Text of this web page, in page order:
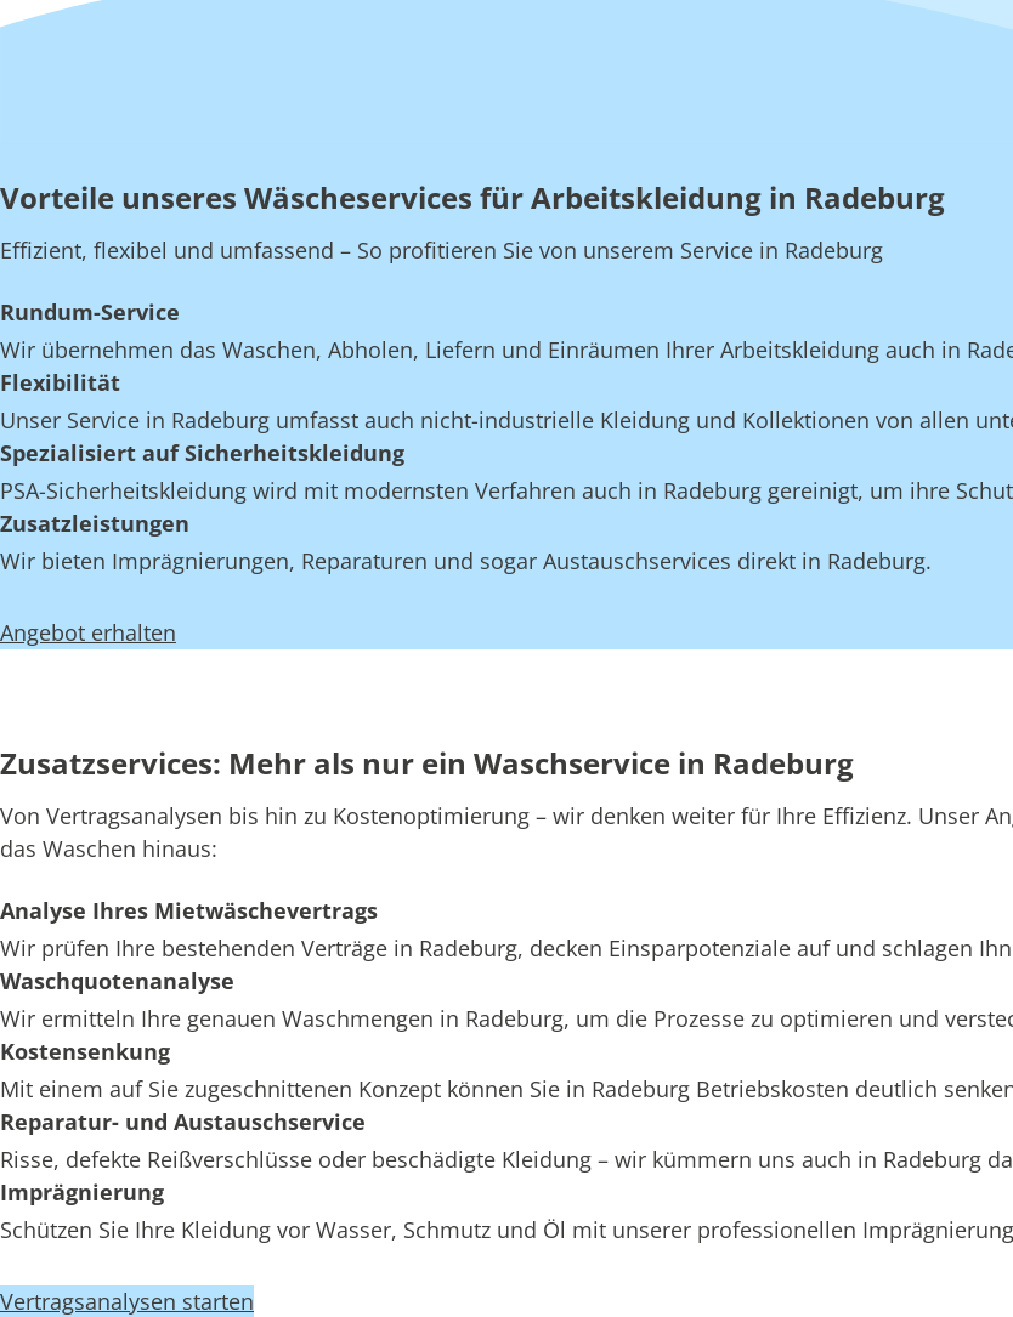
Vorteile unseres Wäscheservices für Arbeitskleidung in Radeburg
Effizient, flexibel und umfassend – So profitieren Sie von unserem Service in Radeburg
Rundum-Service
Wir übernehmen das Waschen, Abholen, Liefern und Einräumen Ihrer Arbeitskleidung auch in
Flexibilität
Unser Service in Radeburg umfasst auch nicht-industrielle Kleidung und Kollektionen von allen
Spezialisiert auf Sicherheitskleidung
PSA-Sicherheitskleidung wird mit modernsten Verfahren auch in Radeburg gereinigt, um ihre
Zusatzleistungen
Wir bieten Imprägnierungen, Reparaturen und sogar Austauschservices direkt in Radeburg.
Angebot erhalten
Zusatzservices: Mehr als nur ein Waschservice in Radeburg
Von Vertragsanalysen bis hin zu Kostenoptimierung – wir denken weiter für Ihre Effizienz. Unser
das Waschen hinaus:
Analyse Ihres Mietwäschevertrags
Wir prüfen Ihre bestehenden Verträge in Radeburg, decken Einsparpotenziale auf und schlagen
Waschquotenanalyse
Wir ermitteln Ihre genauen Waschmengen in Radeburg, um die Prozesse zu optimieren und
Kostensenkung
Mit einem auf Sie zugeschnittenen Konzept können Sie in Radeburg Betriebskosten deutlich
Reparatur- und Austauschservice
Risse, defekte Reißverschlüsse oder beschädigte Kleidung – wir kümmern uns auch in Radeburg
Imprägnierung
Schützen Sie Ihre Kleidung vor Wasser, Schmutz und Öl mit unserer professionellen
Vertragsanalysen starten